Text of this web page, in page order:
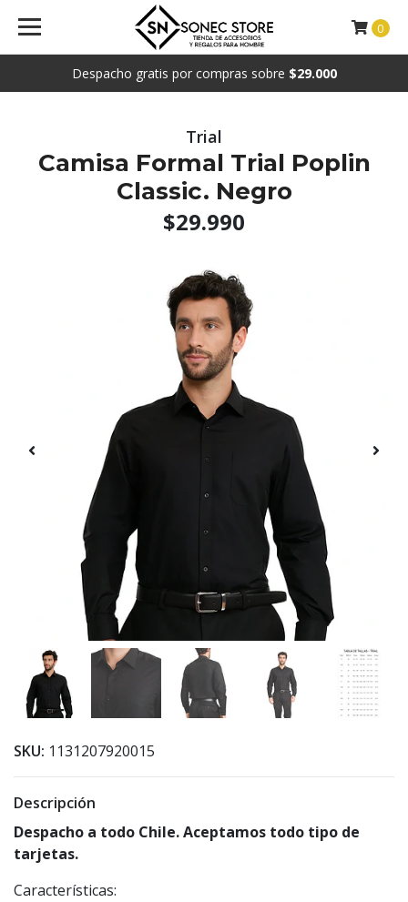
Despacho gratis por compras sobre $29.000
0
Trial
Camisa Formal Trial Poplin
Classic. Negro
$29.990
SKU: 1131207920015
Descripción
Despacho a todo Chile. Aceptamos todo tipo de
tarjetas.
Características: